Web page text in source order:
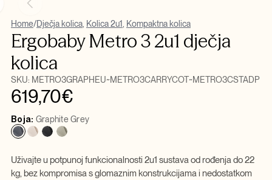
Previous
Home/Dječja kolica, Kolica 2u1, Kompaktna kolica
Ergobaby Metro 3 2u1 dječja
kolica
SKU: METRO3GRAPHEU~METRO3CARRYCOT~METRO3CSTADP
619,70€
Boja: Graphite Grey
Uživajte u potpunoj funkcionalnosti 2u1 sustava od rođenja do 22
kg, bez kompromisa s glomaznim konstrukcijama i nedostatkom